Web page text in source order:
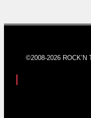
©2008-2026 ROCK’N